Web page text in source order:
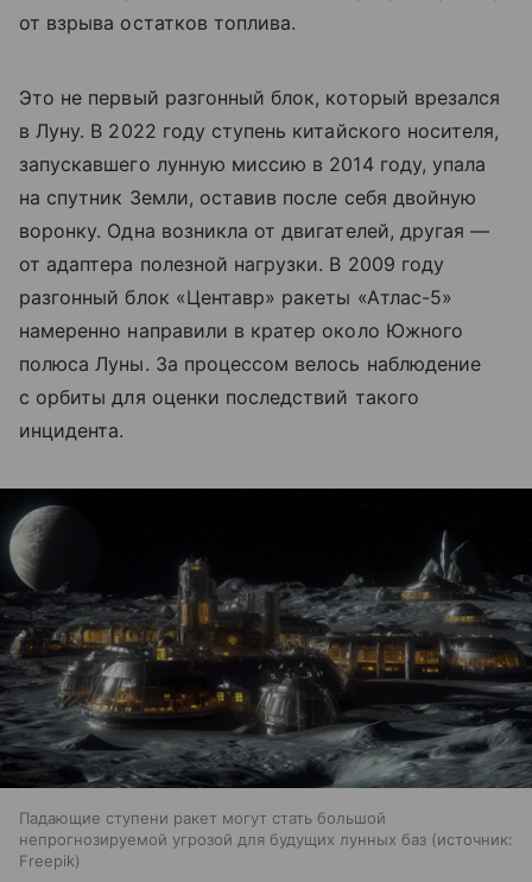
от взрыва остатков топлива.
Это не первый разгонный блок, который врезался
в Луну. В 2022 году ступень китайского носителя,
запускавшего лунную миссию в 2014 году, упала
на спутник Земли, оставив после себя двойную
воронку. Одна возникла от двигателей, другая —
от адаптера полезной нагрузки. В 2009 году
разгонный блок «Центавр» ракеты «Атлас-5»
намеренно направили в кратер около Южного
полюса Луны. За процессом велось наблюдение
с орбиты для оценки последствий такого
инцидента.
Падающие ступени ракет могут стать большой
непрогнозируемой угрозой для будущих лунных баз
источник:
Freepik